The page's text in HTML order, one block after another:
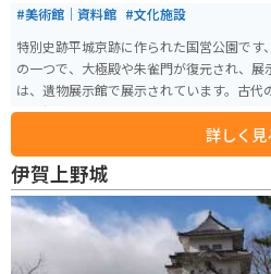
#美術館｜資料館 #文化施設
特別史跡平城京跡に作られた国営公園です
の一つで、大極殿や朱雀門が復元され、
は、遺物展示館で展示されています。古代
歴史好きにはたまらないスポットです。
詳しく見
伊賀上野城